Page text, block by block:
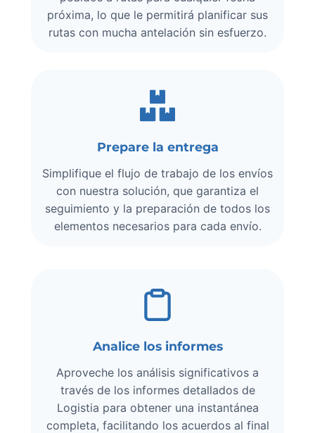
próxima, lo que le permitirá planificar sus
rutas con mucha antelación sin esfuerzo.
Prepare la entrega
Simplifique el flujo de trabajo de los envíos
con nuestra solución, que garantiza el
seguimiento y la preparación de todos los
elementos necesarios para cada envío.
Analice los informes
Aproveche los análisis significativos a
través de los informes detallados de
Logistia para obtener una instantánea
completa, facilitando los acuerdos al final